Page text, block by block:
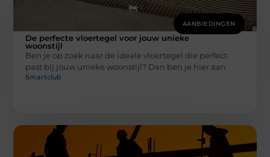
AANBIEDINGEN
De perfecte vloertegel voor jouw unieke
woonstijl
Ben je op zoek naar de ideale vloertegel die perfect
past bij jouw unieke woonstijl? Dan ben je hier aan
Smartclub